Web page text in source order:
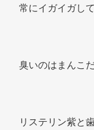
常にイガイガし
臭いのはまんこ
リステリン紫と